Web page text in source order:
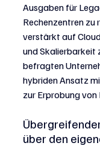
Ausgaben für
Rechenzentren zu
verstärkt auf
und Skalierbarkeit
befragten
hybriden Ansatz
zur Erprobung von
über den